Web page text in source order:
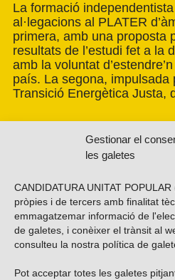
Gestionar el
les galetes
CANDIDATURA UNITAT
pròpies i de tercers amb finalitat
emmagatzemar informació de
de galetes, i conèixer el trànsit al
consulteu la nostra política de
Pot acceptar totes les galetes
La formació
al·legacions al PLATER
primera, amb una proposta
resultats de l’estudi fet a la
amb la voluntat
país. La segona, impulsada
Transició Energètica Justa,